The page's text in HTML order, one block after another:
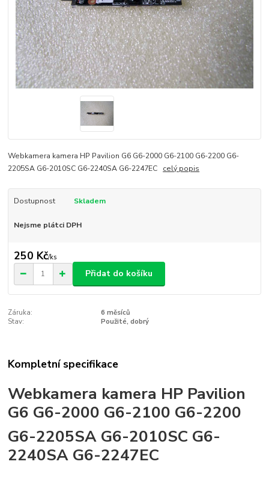
Webkamera kamera HP Pavilion G6 G6-2000 G6-2100 G6-2200 G6-
2205SA G6-2010SC G6-2240SA G6-2247EC celý popis
Dostupnost Skladem
Nejsme plátci DPH
250 Kč/ks
Přidat do košíku
Záruka:
6 měsíců
Stav:
Použité, dobrý
Kompletní specifikace
Webkamera kamera HP Pavilion
G6 G6-2000 G6-2100 G6-2200
G6-2205SA G6-2010SC G6-
2240SA G6-2247EC